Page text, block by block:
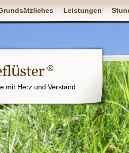
Leistungen
®
mit Herz und Verstand